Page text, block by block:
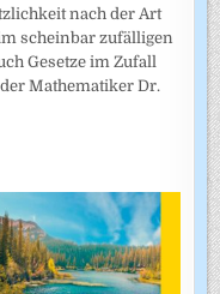
nach der Art
scheinbar zufälligen
Gesetze im Zufall
Mathematiker Dr.